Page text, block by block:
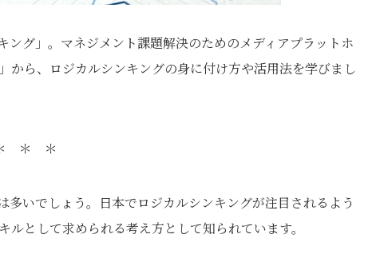
グ」。マネジメント課題解決のためのメディアプラットホ
から、ロジカルシンキングの身に付け方や活用法を学びまし
＊ ＊
いでしょう。日本でロジカルシンキングが注目されるよう
として求められる考え方として知られています。